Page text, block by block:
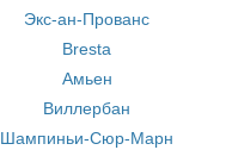
Экс-ан-Прованс
Bresta
Амьен
Виллербан
Шампиньи-Сюр-Марн